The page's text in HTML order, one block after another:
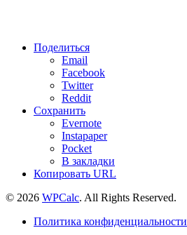
Поделиться
Email
Facebook
Twitter
Reddit
Сохранить
Evernote
Instapaper
Pocket
В закладки
Копировать URL
© 2026 WPCalc. All Rights Reserved.
Политика конфиденциальности